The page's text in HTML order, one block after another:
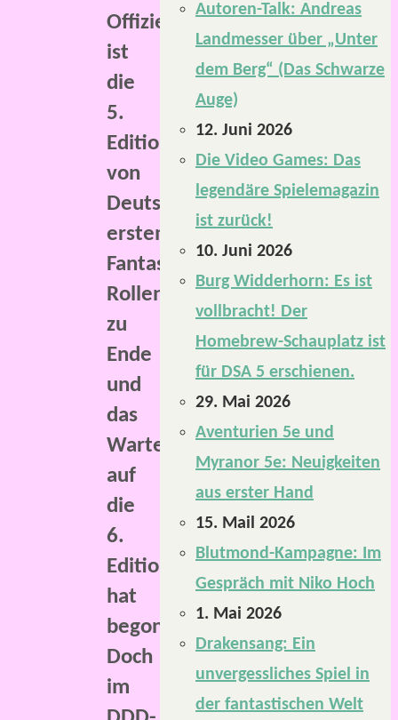
Offiziell
ist
die
5.
Edition
von
Deutschlands
erstem
Fantasy-
Rollenspiel
zu
Ende
und
das
Warten
auf
die
6.
Edition
hat
begonnen.
Doch
im
Autoren-Talk: Andreas
Landmesser über „Unter
dem Berg“ (Das Schwarze
Auge)
12. Juni 2026
Die Video Games: Das
legendäre Spielemagazin
ist zurück!
10. Juni 2026
Burg Widderhorn: Es ist
vollbracht! Der
Homebrew-Schauplatz ist
für DSA 5 erschienen.
29. Mai 2026
Aventurien 5e und
Myranor 5e: Neuigkeiten
aus erster Hand
15. Mail 2026
Blutmond-Kampagne: Im
Gespräch mit Niko Hoch
1. Mai 2026
Drakensang: Ein
unvergessliches Spiel in
der fantastischen Welt